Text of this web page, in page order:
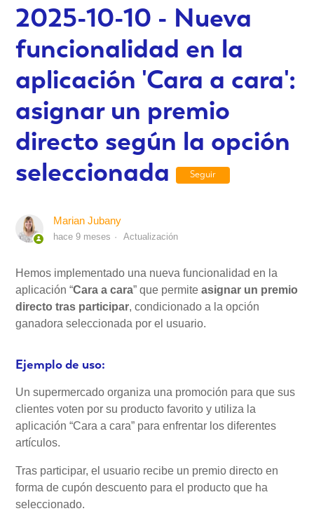
Participantes y estadísticas
Personalización y Diseño
Publicación y Difusión
Integraciones
Mi Cuenta
Preguntas Frecuentes
2025-10-10 - Nueva
funcionalidad en la
aplicación 'Cara a cara':
asignar un premio
directo según la opción
seleccionada
Seguir
Marian Jubany
hace 9 meses Actualización
Hemos implementado una nueva funcionalidad en la
aplicación “Cara a cara” que permiteasignar un premio
directo tras participar, condicionado a la opción
ganadora seleccionada por el usuario.
Ejemplo de uso:
Un supermercado organiza una promoción para que sus
clientes voten por su producto favorito y utiliza la
aplicación “Cara a cara” para enfrentar los diferentes
artículos.
Tras participar, el usuario recibe un premio directo en
forma de cupón descuento para el producto que ha
seleccionado.